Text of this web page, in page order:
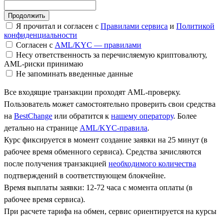
Я прочитал и согласен с Правилами сервиса и Политикой
конфиденциальности
Согласен с AML/KYC — правилами
Несу ответственность за перечисляемую криптовалюту,
AML-риски принимаю
Не запоминать введенные данные
Все входящие транзакции проходят AML-проверку.
Пользователь может самостоятельно проверить свои средства
на BestChange или обратится к нашему оператору. Более
детально на странице AML/KYC-правила.
Курс фиксируется в момент создание заявки на 25 минут (в
рабочее время обменного сервиса). Средства зачисляются
после получения транзакцией необходимого количества
подтверждений в соответствующем блокчейне.
Время выплаты заявки: 12-72 часа с момента оплаты (в
рабочее время сервиса).
При расчете тарифа на обмен, сервис ориентируется на курсы